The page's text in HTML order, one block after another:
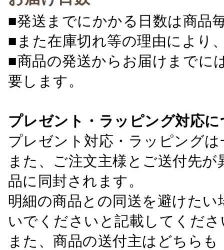
■発送までにかかる日数は商品
■また在庫切れ等の理由により
■商品の発送からお届けまでに
要します。
プレゼント・ラッピング対応
プレゼント対応・ラッピング
また、ご注文主様とご送付先
品に同封されます。
明細の商品との同送を避けた
いでくださいと記載してくださ
また、商品の送付主はどちら